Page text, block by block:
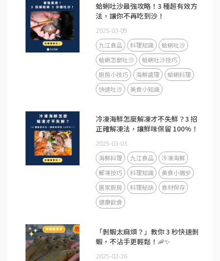
蛤蜊吐沙最強攻略！3 種超有效方
法，讓你不再吃到沙！
2025-03-09
九江食品 料理知識
蛤蜊吐沙
蛤蜊怎麼吐沙
蛤蜊吐沙技巧
廚房小技巧
海鮮處理
蛤蜊料理
快速吐沙
美食小知識
冷凍海鮮怎麼解凍才不失鮮？3 招
正確解凍法，讓鮮味保留 100%！
2025-03-03
海鮮料理 九江食品
冷凍海鮮
解凍技巧
料理知識
美食小撇步
居家廚房
料理秘訣
食材保存
健康飲食
「剝蝦太麻煩？」教你 3 秒快速剝
蝦，不沾手更輕鬆！🦐✨
2025-02-26